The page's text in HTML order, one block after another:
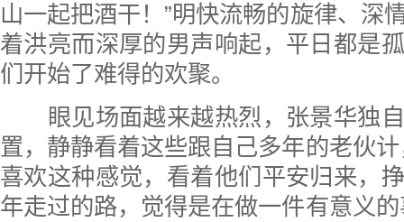
山一起把酒干！”明快流畅的旋律、深
着洪亮而深厚的男声响起，平日都是
们开始了难得的欢聚。
眼见场面越来越热烈，张景华独自
置，静静看着这些跟自己多年的老伙
喜欢这种感觉，看着他们平安归来，
年走过的路，觉得是在做一件有意义